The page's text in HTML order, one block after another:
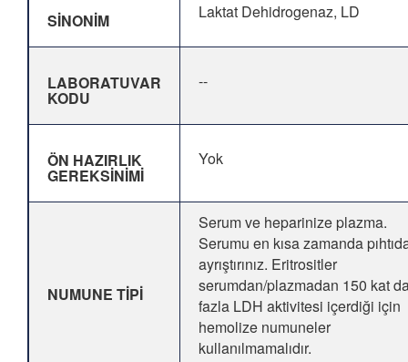
SİNONİM Laktat Dehidrogenaz, LD
LABORATUVAR
KODU
--
ÖN HAZIRLIK
GEREKSİNİMİ
Yok
NUMUNE TİPİ
Serum ve heparinize plazma.
Serumu en kısa zamanda
ayrıştırınız. Eritrositler
serumdan/plazmadan 150 kat
fazla LDH aktivitesi içerdiği için
hemolize numuneler
kullanılmamalıdır.